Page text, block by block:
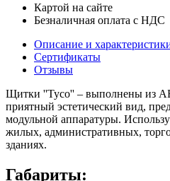
Картой на сайте
Безналичная оплата с НДС
Описание и
Сертификаты
Отзывы
Щитки ''Тусо'' – выполнены из
приятный эстетический вид,
модульной аппаратуры.
жилых, административных,
зданиях.
Габариты: